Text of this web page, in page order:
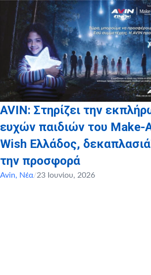
The Margi,
Παίδων –
AVIN: Στηρίζει την
ευχών παιδιών του Make-
Wish Ελλάδος,
την προσφορά
Avin, Νέα/23 Ιουνίου, 2026